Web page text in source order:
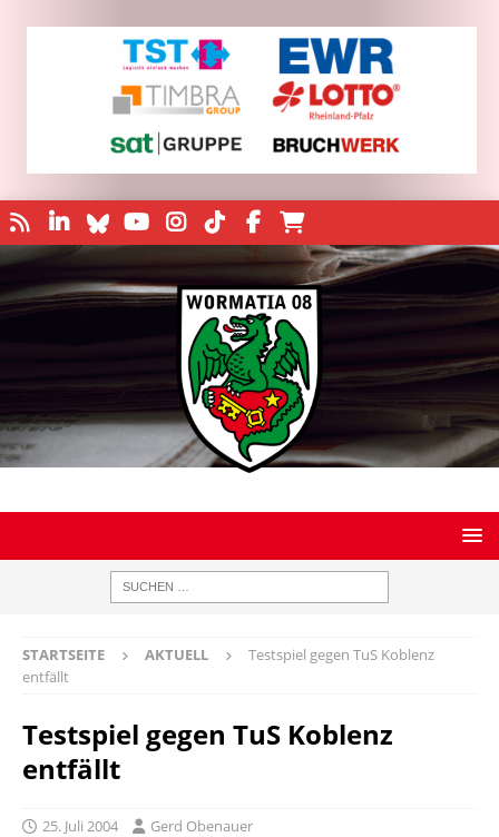
STARTSEITE AKTUELL
Testspiel gegen TuS Koblenz
entfällt
Testspiel gegen TuS Koblenz
entfällt
25. Juli 2004 Gerd Obenauer